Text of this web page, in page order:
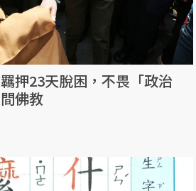
押23天脫困，不畏「政治
佛教